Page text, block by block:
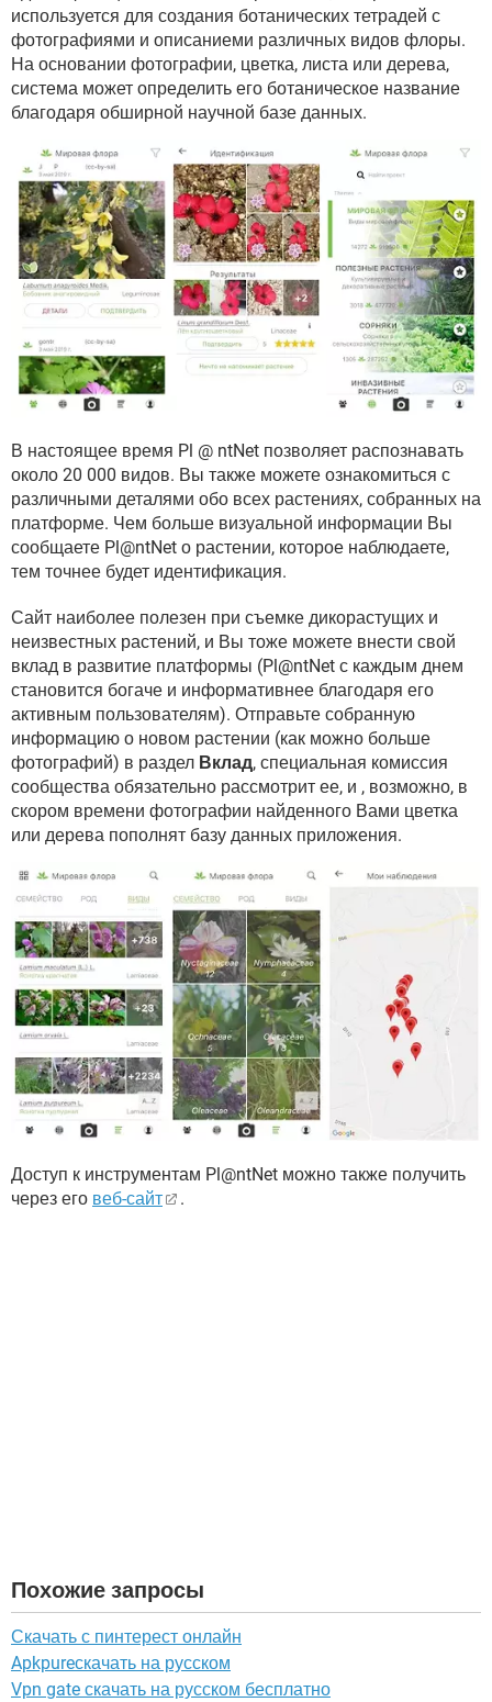
YANDEX
используется для создания ботанических тетрадей с
фотографиями и описаниеми различных видов флоры.
На основании фотографии, цветка, листа или дерева,
система может определить его ботаническое название
благодаря обширной научной базе данных.
В настоящее время Pl @ ntNet позволяет распознавать
около 20 000 видов. Вы также можете ознакомиться с
различными деталями обо всех растениях, собранных на
платформе. Чем больше визуальной информации Вы
сообщаете Pl@ntNet о растении, которое наблюдаете,
тем точнее будет идентификация.
Сайт наиболее полезен при съемке дикорастущих и
неизвестных растений, и Вы тоже можете внести свой
вклад в развитие платформы (Pl@ntNet с каждым днем ​​
становится богаче и информативнее благодаря его
активным пользователям). Отправьте собранную
информацию о новом растении (как можно больше
фотографий) в раздел Вклад, специальная комиссия
сообщества обязательно рассмотрит ее, и , возможно, в
скором времени фотографии найденного Вами цветка
или дерева пополнят базу данных приложения.
Доступ к инструментам Pl@ntNet можно также получить
через его веб-сайт .
Похожие запросы
Скачать с пинтерест онлайн
Apkpureскачать на русском
Vpn gate скачать на русском бесплатно